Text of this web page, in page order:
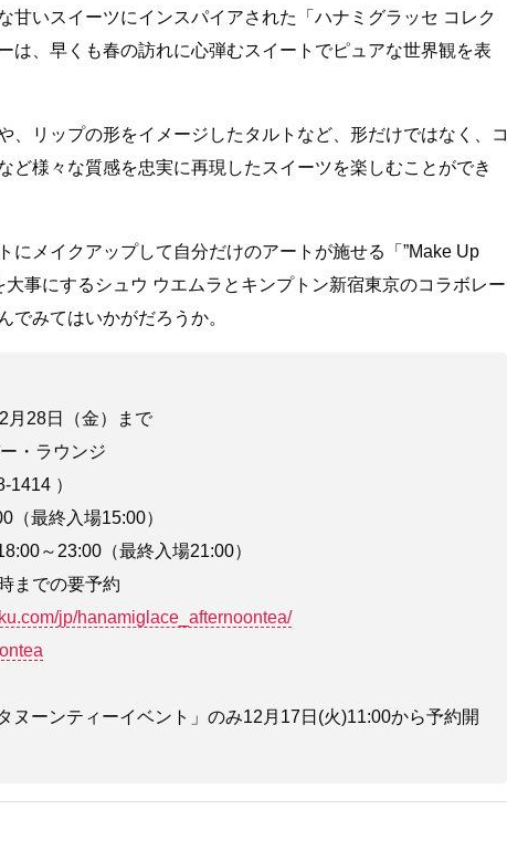
甘いスイーツにインスパイアされた「ハナミグラッセ コレク
は、早くも春の訪れに心弾むスイートでピュアな世界観を表
、リップの形をイメージしたタルトなど、形だけではなく、コ
ど様々な質感を忠実に再現したスイーツを楽しむことができ
にメイクアップして自分だけのアートが施せる「”Make Up
事にするシュウ ウエムラとキンプトン新宿東京のコラボレー
でみてはいかがだろうか。
月28日（金）まで​
・ラウンジ
1414​ ）​
最終入場15:00）
～23:00（最終入場21:00）
での要予約​
jp/hanamiglace_afternoontea/
ーンティーイベント」のみ12月17日(火)11:00から予約開